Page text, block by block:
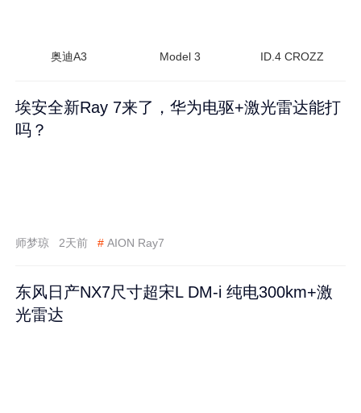
奥迪A3 Model 3 ID.4 CROZZ
埃安全新Ray 7来了，华为电驱+激光雷达能打
吗？
师梦琼 2天前 # AION Ray7
东风日产NX7尺寸超宋L DM-i 纯电300km+激
光雷达